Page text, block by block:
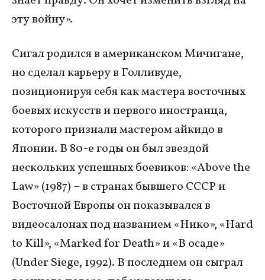
эту войну».
Сигал родился в американском Мичигане,
но сделал карьеру в Голливуде,
позиционируя себя как мастера восточных
боевых искусств и первого иностранца,
которого признали мастером айкидо в
Японии. В 80-е годы он был звездой
нескольких успешных боевиков: «Above the
Law» (1987) – в странах бывшего СССР и
Восточной Европы он показывался в
видеосалонах под названием «Нико», «Hard
to Kill», «Marked for Death» и «В осаде»
(Under Siege, 1992). В последнем он сыграл